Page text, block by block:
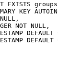
EXISTS groups
KEY
NULL ,
NOT NULL ,
DEFAULT
DEFAULT